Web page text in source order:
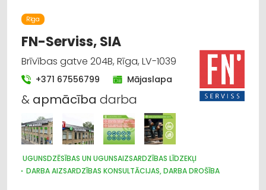
Rīga
FN-Serviss, SIA
Brīvības gatve 204B, Rīga, LV-1039
+371 67556799 Mājaslapa
& apmācība darba
UGUNSDZĒSĪBAS UN UGUNSAIZSARDZĪBAS LĪDZEKĻI
DARBA AIZSARDZĪBAS KONSULTĀCIJAS, DARBA DROŠĪBA